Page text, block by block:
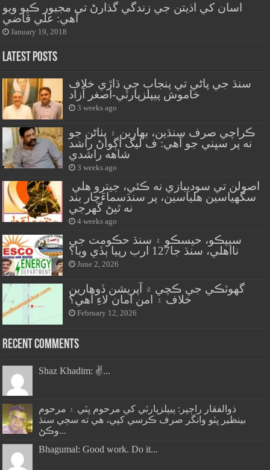
اسان کي اذيتن جي زندگي گذارڻ تي مجبور ڪيو ويو
آهي: علي قاضي
January 19, 2018
Latest Posts
سنڌ جي پاڻي تي پنجاب جي ڌاڙي خلاف
خاموش پيپلزپارٽي-اصغر آزاد
3 weeks ago
ڪراچي صرف سنڌين، بهارين ۽ پٺاڻن جو
نه پر سڀني جو آهي: ف ليگ اڳواڻ راشد
شاهه راشدي
3 weeks ago
سگهياسين هلياسين، پر سنڌسماءَچار بند
نه ٿيڻ گهرجي
4 weeks ago
سيپڪو، حيسڪو ۽ سنڌ حڪومت جي
نااهلي، سنڌ جا127 ارب رپيا ٻڏي ويا؟
June 2, 2026
گهوٽڪي جي ڪچي ۾ آپريشن ڏوهارين
خلاف ۽ امن امان لاءِ آهي؟
February 12, 2026
Recent Comments
Shaz Khadim: ✌️...
ذوالفقار راڄپر: پيپلزپارٽي کي مرحوم ڀٽي ۽ مرحوم
بينظير ڀٽو وانگر صرف ڪرسي کپي، هي ته سڄي سنڌ
وڪڻ...
Bhagumal: Good work. Do it...